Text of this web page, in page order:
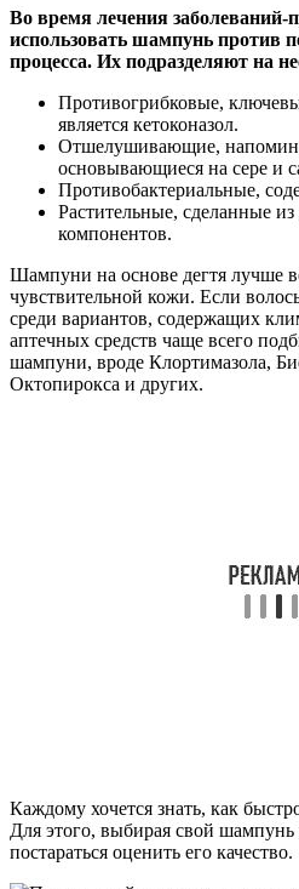
Во время лечения
использовать шампунь против
процесса. Их подразделяют на
Противогрибковые,
является кетоконазол.
Отшелушивающие,
основывающиеся на сере и
Противобактериальные,
Растительные, сделанные
компонентов.
Шампуни на основе дегтя лучше
чувствительной кожи. Если
среди вариантов, содержащих
аптечных средств чаще всего
шампуни, вроде Клортимазола,
Октопирокса и других.
Каждому хочется знать, как
Для этого, выбирая свой
постараться оценить его качество.